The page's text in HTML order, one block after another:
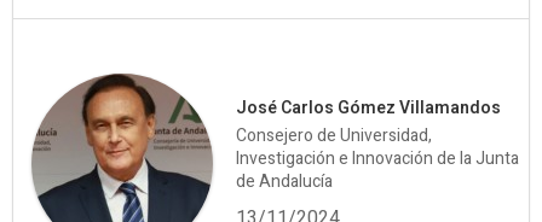
José Carlos Gómez Villamandos
Consejero de Universidad,
Investigación e Innovación de la Junta
de Andalucía